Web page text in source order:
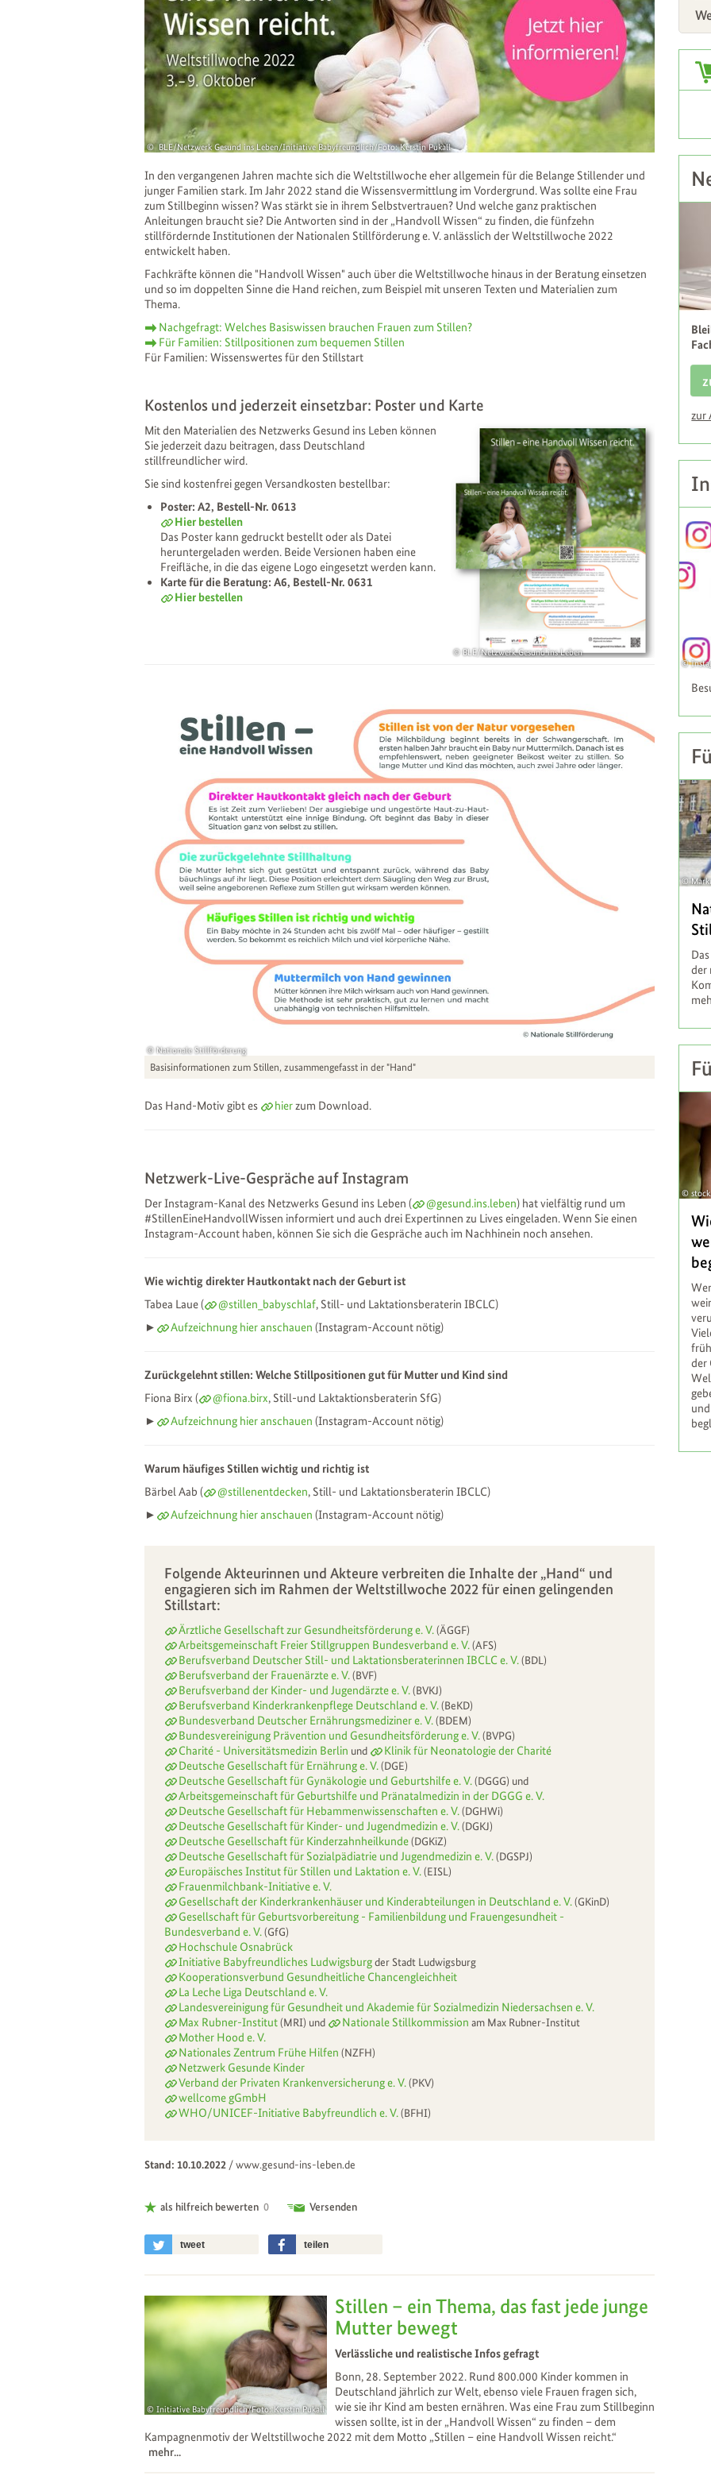
BLE/Netzwerk Gesund ins Leben/Initiative Babyfreundlich/Foto: Kerstin Pukall
In den vergangenen Jahren machte sich die Weltstillwoche eher allgemein für die Belange Stillender und
junger Familien stark. Im Jahr 2022 stand die Wissensvermittlung im Vordergrund. Was sollte eine Frau
zum Stillbeginn wissen? Was stärkt sie in ihrem Selbstvertrauen? Und welche ganz praktischen
Anleitungen braucht sie? Die Antworten sind in der „Handvoll Wissen“ zu finden, die fünfzehn
stillfördernde Institutionen der Nationalen Stillförderung e. V. anlässlich der Weltstillwoche 2022
entwickelt haben.
Fachkräfte können die "Handvoll Wissen" auch über die Weltstillwoche hinaus in der Beratung einsetzen
und so im doppelten Sinne die Hand reichen, zum Beispiel mit unseren Texten und Materialien zum
Thema.
Nachgefragt: Welches Basiswissen brauchen Frauen zum Stillen?
Für Familien: Stillpositionen zum bequemen Stillen
Für Familien: Wissenswertes für den Stillstart
Kostenlos und jederzeit einsetzbar: Poster und Karte
BLE/Netzwerk Gesund ins Leben
Mit den Materialien des Netzwerks Gesund ins Leben können
Sie jederzeit dazu beitragen, dass Deutschland
stillfreundlicher wird.
Sie sind kostenfrei gegen Versandkosten bestellbar:
Poster: A2, Bestell-Nr. 0613
Hier bestellen
Das Poster kann gedruckt bestellt oder als Datei
heruntergeladen werden. Beide Versionen haben eine
Freifläche, in die das eigene Logo eingesetzt werden kann.
Karte für die Beratung: A6, Bestell-Nr. 0631
Hier bestellen
Nationale Stillförderung
Basisinformationen zum Stillen, zusammengefasst in der "Hand"
Das Hand-Motiv gibt es hierzum Download.
Netzwerk-Live-Gespräche auf Instagram
Der Instagram-Kanal des Netzwerks Gesund ins Leben ( @gesund.ins.leben) hat vielfältig rund um
#StillenEineHandvollWissen informiert und auch drei Expertinnen zu Lives eingeladen. Wenn Sie einen
Instagram-Account haben, können Sie sich die Gespräche auch im Nachhinein noch ansehen.
Wie wichtig direkter Hautkontakt nach der Geburt ist
Tabea Laue (
@stillen_babyschlaf, Still- und Laktationsberaterin IBCLC)
►
Aufzeichnung hier anschauen (Instagram-Account nötig)
Zurückgelehnt stillen: Welche Stillpositionen gut für Mutter und Kind sind
Fiona Birx (
@fiona.birx, Still-und Laktaktionsberaterin SfG)
►
Aufzeichnung hier anschauen (Instagram-Account nötig)
Warum häufiges Stillen wichtig und richtig ist
Bärbel Aab (
@stillenentdecken, Still- und Laktationsberaterin IBCLC)
►
Aufzeichnung hier anschauen (Instagram-Account nötig)
Folgende Akteurinnen und Akteure verbreiten die Inhalte der „Hand“ und
engagieren sich im Rahmen der Weltstillwoche 2022 für einen gelingenden
Stillstart:
Ärztliche Gesellschaft zur Gesundheitsförderung e. V.(ÄGGF)
Arbeitsgemeinschaft Freier Stillgruppen Bundesverband e. V.(AFS)
Berufsverband Deutscher Still- und Laktationsberaterinnen IBCLC e. V.(BDL)
Berufsverband der Frauenärzte e. V.(BVF)
Berufsverband der Kinder- und Jugendärzte e. V.(BVKJ)
Berufsverband Kinderkrankenpflege Deutschland e. V.(BeKD)
Bundesverband Deutscher Ernährungsmediziner e. V.(BDEM)
Bundesvereinigung Prävention und Gesundheitsförderung e. V.(BVPG)
Charité - Universitätsmedizin Berlin und
Klinik für Neonatologie der Charité
Deutsche Gesellschaft für Ernährung e. V.(DGE)
Deutsche Gesellschaft für Gynäkologie und Geburtshilfe e. V.(DGGG) und
Arbeitsgemeinschaft für Geburtshilfe und Pränatalmedizin in der DGGG e. V.
Deutsche Gesellschaft für Hebammenwissenschaften e. V.(DGHWi)
Deutsche Gesellschaft für Kinder- und Jugendmedizin e. V.(DGKJ)
Deutsche Gesellschaft für Kinderzahnheilkunde(DGKiZ)
Deutsche Gesellschaft für Sozialpädiatrie und Jugendmedizin e. V.(DGSPJ)
Europäisches Institut für Stillen und Laktation e. V.(EISL)
Frauenmilchbank-Initiative e. V.
Gesellschaft der Kinderkrankenhäuser und Kinderabteilungen in Deutschland e. V.(GKinD)
Gesellschaft für Geburtsvorbereitung - Familienbildung und Frauengesundheit -
Bundesverband e. V.(GfG)
Hochschule Osnabrück
Initiative Babyfreundliches Ludwigsburgder Stadt Ludwigsburg
Kooperationsverbund Gesundheitliche Chancengleichheit
La Leche Liga Deutschland e. V.
Landesvereinigung für Gesundheit und Akademie für Sozialmedizin Niedersachsen e. V.
Max Rubner-Institut(MRI) und Nationale Stillkommission am Max Rubner-Institut
Mother Hood e. V.
Nationales Zentrum Frühe Hilfen (NZFH)
Netzwerk Gesunde Kinder
Verband der Privaten Krankenversicherung e. V.(PKV)
wellcome gGmbH
WHO/UNICEF-Initiative Babyfreundlich e. V.(BFHI)
Stand: 10.10.2022 /www.gesund-ins-leben.de
als hilfreich bewerten 0 Versenden
tweet teilen
Initiative Babyfreundlich/Foto: Kerstin Pukall
Stillen – ein Thema, das fast jede junge
Mutter bewegt
Verlässliche und realistische Infos gefragt
Bonn, 28. September 2022. Rund 800.000 Kinder kommen in
Deutschland jährlich zur Welt, ebenso viele Frauen fragen sich,
wie sie ihr Kind am besten ernähren. Was eine Frau zum Stillbeginn
wissen sollte, ist in der „Handvoll Wissen“ zu finden – dem
Kampagnenmotiv der Weltstillwoche 2022 mit dem Motto „Stillen – eine Handvoll Wissen reicht.“
mehr...
zur
der
der